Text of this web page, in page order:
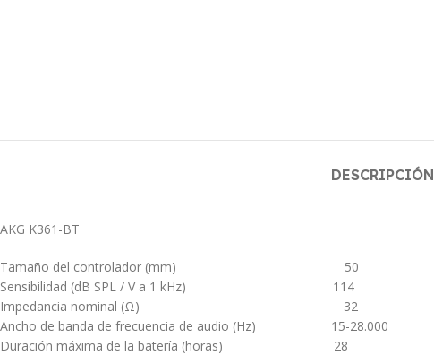
DESCRIPCIÓN
AKG K361-BT
Tamaño del controlador (mm) 50
Sensibilidad (dB SPL / V a 1 kHz) 114
Impedancia nominal (Ω) 32
Ancho de banda de frecuencia de audio (Hz) 15-28.000
Duración máxima de la batería (horas) 28